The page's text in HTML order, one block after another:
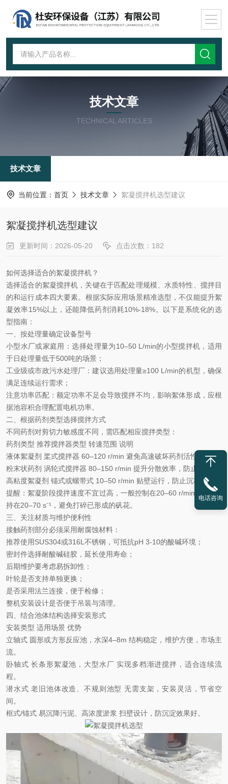
技术文章
TECHNICAL ARTICLES
技术文章
当前位置： 首页 技术文章 絮凝搅拌机选型建议
絮凝搅拌机选型建议
更新时间：2026-05-20 点击次数：182
如何选择适合的絮凝搅拌机？
选择适合的絮凝搅拌机，关键在于匹配‌处理规模、水质特性、搅拌目
的和运行成本‌四大要素。根据实际应用场景精准选型，不仅能提升絮
凝效率15%以上，还能降低药剂消耗10%-18%。以下是系统化的选
型指南：
一、按处理量确定设备型号
小型水厂或家庭用 ‌：选择处理量为10–50 L/min的小型搅拌机，适用
于日处理量低于500吨的场景；
工业级或市政污水处理厂 ‌：建议选用处理量≥100 L/min的机型，确保
满足连续运行需求；
注意功率匹配‌：额定功率不足会导致搅拌不均，影响絮体形成，应根
据池容积合理配置电机功率。
二、根据药剂类型选择搅拌方式
不同药剂对剪切力敏感度不同，需匹配相应搅拌类型：
药剂类型 推荐搅拌器类型 转速范围 说明
液体絮凝剂 桨式搅拌器 60–120 r/min 避免高速破坏药剂活性
粉末状药剂 涡轮式搅拌器 80–150 r/min 提升分散效率，防止结块
高粘度絮凝剂 锚式或螺带式 10–50 r/min 贴壁运行，防止沉积
提醒：絮凝阶段搅拌速度不宜过高，一般控制在‌20–60 r/min‌，G值保
持在20–70 s⁻¹，避免打碎已形成的矾花。
三、关注材质与维护便利性
接触药剂部分必须采用耐腐蚀材料 ‌：
推荐使用‌SUS304或316L不锈钢‌，可抵抗pH 3-10的酸碱环境；
密封件选择‌耐酸碱硅胶‌，延长使用寿命；
后期维护要考虑易拆卸性 ‌：
叶轮是否支持单独更换；
是否采用法兰连接，便于检修；
整机安装设计是否便于吊装与清理。
四、结合池体结构选择安装形式
安装类型 适用场景 优势
立轴式 圆形或方形反应池，水深4–8m 结构稳定，维护方便，市场主
流。
卧轴式 长条形絮凝池，大型水厂 实现多档渐进搅拌，适合连续流
程。
潜水式 老旧池体改造、不规则池型 无需支架，安装灵活，节省空
间。
框式/锚式‌ 易沉降污泥、高浓度淤浆 扫壁设计，防沉淀效果好。
电话咨询